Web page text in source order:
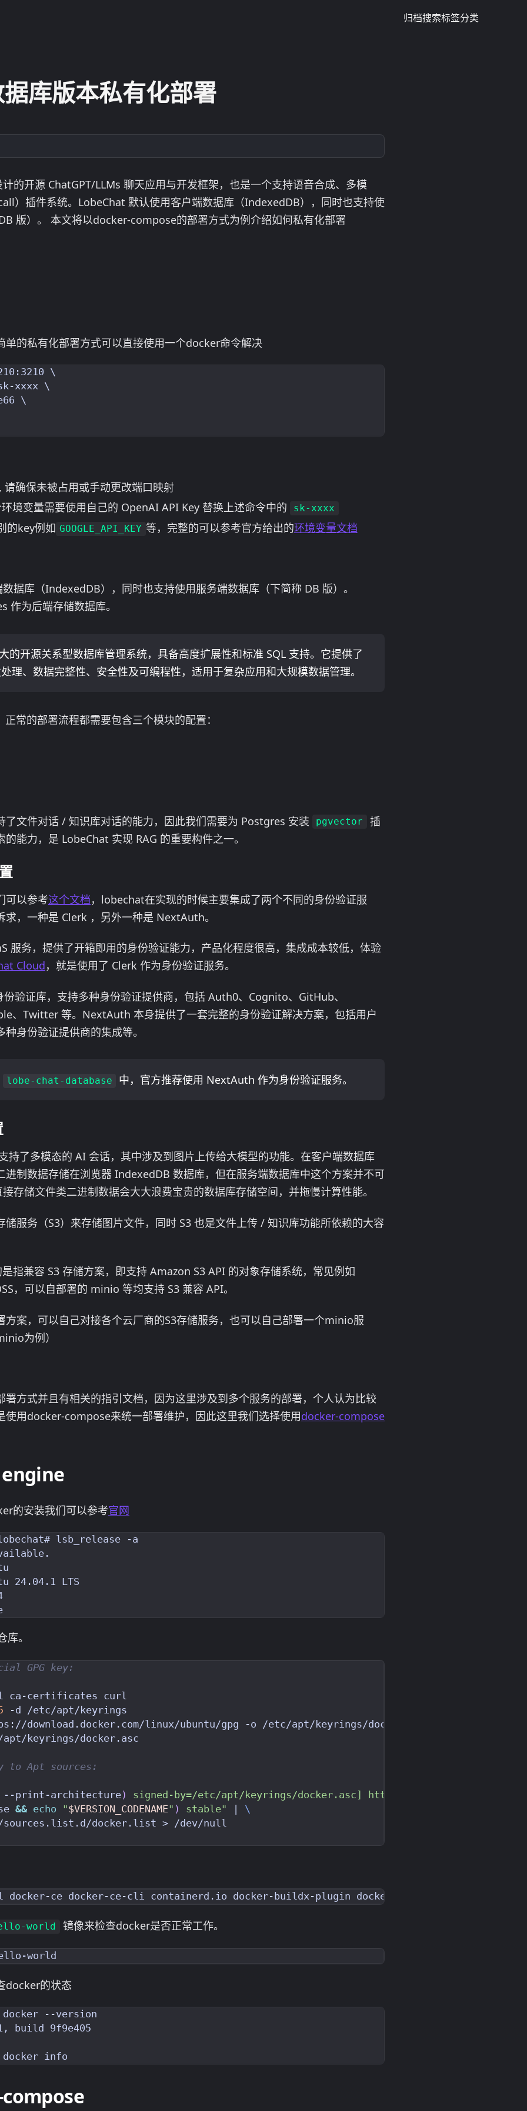
归档搜索标签分类
库版本私有化部署
的开源 ChatGPT/LLMs 聊天应用与开发框架，也是一个支持语音合成、多模
）插件系统。LobeChat 默认使用客户端数据库（IndexedDB），同时也支持使
版）。 本文将以docker-compose的部署方式为例介绍如何私有化部署
单的私有化部署方式可以直接使用一个docker命令解决
\
xxxx \
\
请确保未被占用或手动更改端口映射
境变量需要使用自己的 OpenAI API Key 替换上述命令中的
sk-xxxx
的key例如 GOOGLE_API_KEY 等，完整的可以参考官方给出的环境变量文档
据库（IndexedDB），同时也支持使用服务端数据库（下简称 DB 版）。
作为后端存储数据库。
的开源关系型数据库管理系统，具备高度扩展性和标准 SQL 支持。它提供了
理、数据完整性、安全性及可编程性，适用于复杂应用和大规模数据管理。
常的部署流程都需要包含三个模块的配置：
了文件对话 / 知识库对话的能力，因此我们需要为 Postgres 安装 pgvector
插
能力，是 LobeChat 实现 RAG 的重要构件之一。
可以参考这个文档，lobechat在实现的时候主要集成了两个不同的身份验证服
求，一种是 Clerk ，另外一种是 NextAuth。
服务，提供了开箱即用的身份验证能力，产品化程度很高，集成成本较低，体验
Cloud，就是使用了 Clerk 作为身份验证服务。
验证库，支持多种身份验证提供商，包括 Auth0、Cognito、GitHub、
、Twitter 等。NextAuth 本身提供了一套完整的身份验证解决方案，包括用户
身份验证提供商的集成等。
lobe-chat-database 中，官方推荐使用 NextAuth 作为身份验证服务。
持了多模态的 AI 会话，其中涉及到图片上传给大模型的功能。在客户端数据库
进制数据存储在浏览器 IndexedDB 数据库，但在服务端数据库中这个方案并不可
存储文件类二进制数据会大大浪费宝贵的数据库存储空间，并拖慢计算性能。
储服务（S3）来存储图片文件，同时 S3 也是文件上传 / 知识库功能所依赖的大容
指兼容 S3 存储方案，即支持 Amazon S3 API 的对象存储系统，常见例如
，可以自部署的 minio 等均支持 S3 兼容 API。
方案，可以自己对接各个云厂商的S3存储服务，也可以自己部署一个minio服
为例）
署方式并且有相关的指引文档，因为这里涉及到多个服务的部署，个人认为比较
使用docker-compose来统一部署维护，因此这里我们选择使用docker-compose
的安装我们可以参考官网
lsb_release -a
24.04.1 LTS
库。
GPG key:
to Apt sources:
--print-architecture)
&& echo "$VERSION_CODENAME" ) stable"
world 镜像来检查docker是否正常工作。
docker的状态
docker --version
build 9f9e405